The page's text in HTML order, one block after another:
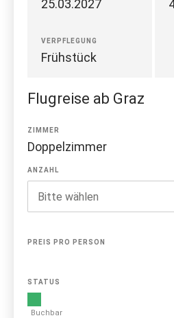
25.03.2027
VERPFLEGUNG
Frühstück
Flugreise ab Graz
ZIMMER
Doppelzimmer
ANZAHL
PREIS PRO PERSON
STATUS
Buchbar